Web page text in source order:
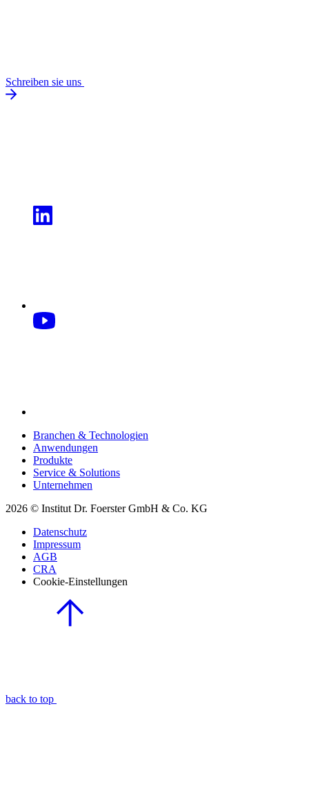
Schreiben sie uns
Branchen & Technologien
Anwendungen
Produkte
Service & Solutions
Unternehmen
2026 © Institut Dr. Foerster GmbH & Co. KG
Datenschutz
Impressum
AGB
CRA
Cookie-Einstellungen
back to top